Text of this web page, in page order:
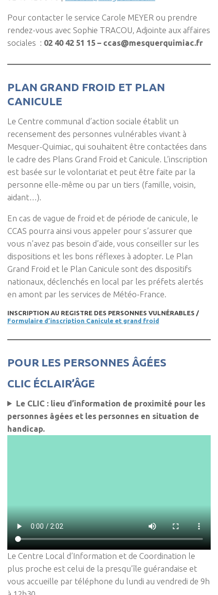
Pour contacter le service Carole MEYER ou prendre
rendez-vous avec Sophie TRACOU, Adjointe aux affaires
sociales : 02 40 42 51 15 – ccas@mesquerquimiac.fr
PLAN GRAND FROID ET PLAN
CANICULE
Le Centre communal d’action sociale établit un
recensement des personnes vulnérables vivant à
Mesquer-Quimiac, qui souhaitent être contactées dans
le cadre des Plans Grand Froid et Canicule. L’inscription
est basée sur le volontariat et peut être faite par la
personne elle-même ou par un tiers (famille, voisin,
aidant…).
En cas de vague de froid et de période de canicule, le
CCAS pourra ainsi vous appeler pour s’assurer que
vous n’avez pas besoin d’aide, vous conseiller sur les
dispositions et les bons réflexes à adopter. Le Plan
Grand Froid et le Plan Canicule sont des dispositifs
nationaux, déclenchés en local par les préfets alertés
en amont par les services de Météo-France.
INSCRIPTION AU REGISTRE DES PERSONNES VULNÉRABLES /
Formulaire d’inscription Canicule et grand froid
POUR LES PERSONNES ÂGÉES
CLIC ÉCLAIR’ÂGE
Le CLIC : lieu d’information de proximité pour les
personnes âgées et les personnes en situation de
handicap.
Le Centre Local d’Information et de Coordination le
plus proche est celui de la presqu’île guérandaise et
vous accueille par téléphone du lundi au vendredi de 9h